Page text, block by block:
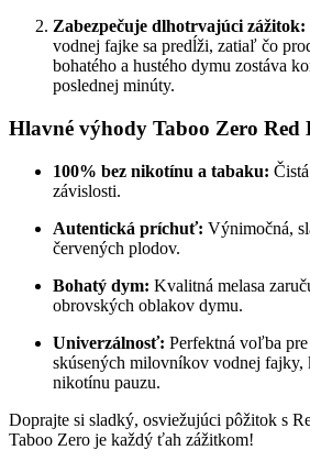
Zabezpečuje dlhotrvajúci zážitok:
vodnej fajke sa predĺži, zatiaľ čo
bohatého a hustého dymu zostáva
poslednej minúty.
Hlavné výhody Taboo Zero Red
100% bez nikotínu a tabaku:
závislosti.
Autentická príchuť: Výnimočná,
červených plodov.
Bohatý dym: Kvalitná melasa
obrovských oblakov dymu.
Univerzálnosť: Perfektná voľba
skúsených milovníkov vodnej fajky,
nikotínu pauzu.
Doprajte si sladký, osviežujúci pôžitok s
Taboo Zero je každý ťah zážitkom!